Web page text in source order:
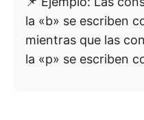
la «b» se escriben
mientras que las
la «p» se escriben